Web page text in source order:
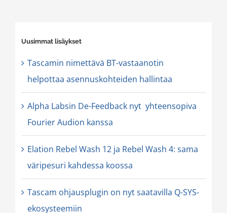
Uusimmat lisäykset
Tascamin nimettävä BT-vastaanotin
helpottaa asennuskohteiden hallintaa
Alpha Labsin De-Feedback nyt yhteensopiva
Fourier Audion kanssa
Elation Rebel Wash 12 ja Rebel Wash 4: sama
väripesuri kahdessa koossa
Tascam ohjausplugin on nyt saatavilla Q-SYS-
ekosysteemiin